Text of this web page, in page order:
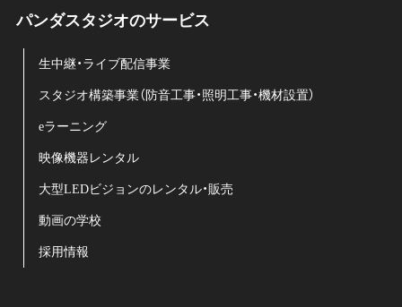
パンダスタジオのサービス
生中継・ライブ配信事業
スタジオ構築事業（防音工事・照明工事・機材設置）
eラーニング
映像機器レンタル
大型LEDビジョンのレンタル・販売
動画の学校
採用情報